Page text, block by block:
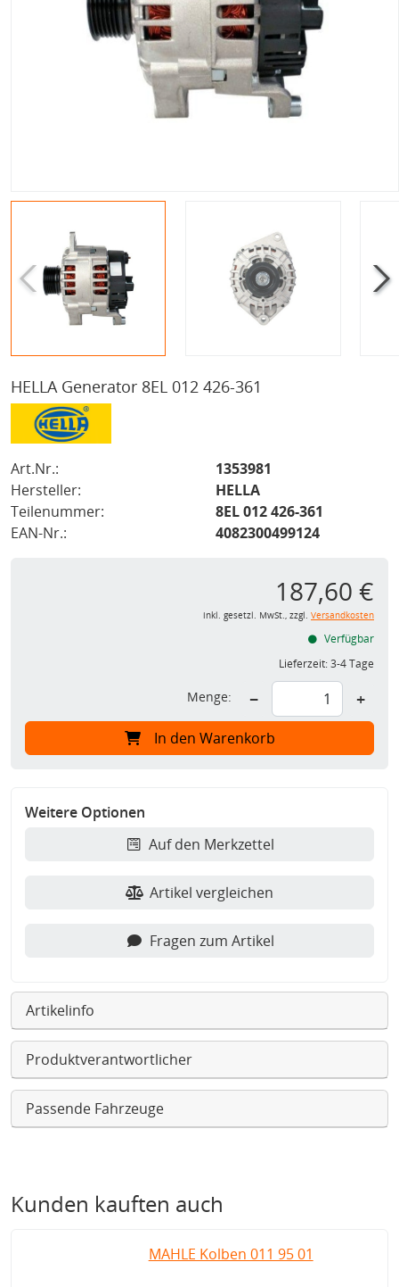
HELLA Generator 8EL 012 426-361
Art.Nr.:
1353981
Hersteller:
HELLA
Teilenummer:
8EL 012 426-361
EAN-Nr.:
4082300499124
187,60 €
inkl. gesetzl. MwSt., zzgl. Versandkosten
Verfügbar
Lieferzeit:3-4 Tage
Menge: − +
In den Warenkorb
Weitere Optionen
Auf den Merkzettel
Artikel vergleichen
Fragen zum Artikel
Artikelinfo
Produktverantwortlicher
Passende Fahrzeuge
Kunden kauften auch
MAHLE Kolben 011 95 01